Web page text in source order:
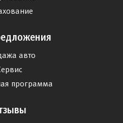
авто
программа